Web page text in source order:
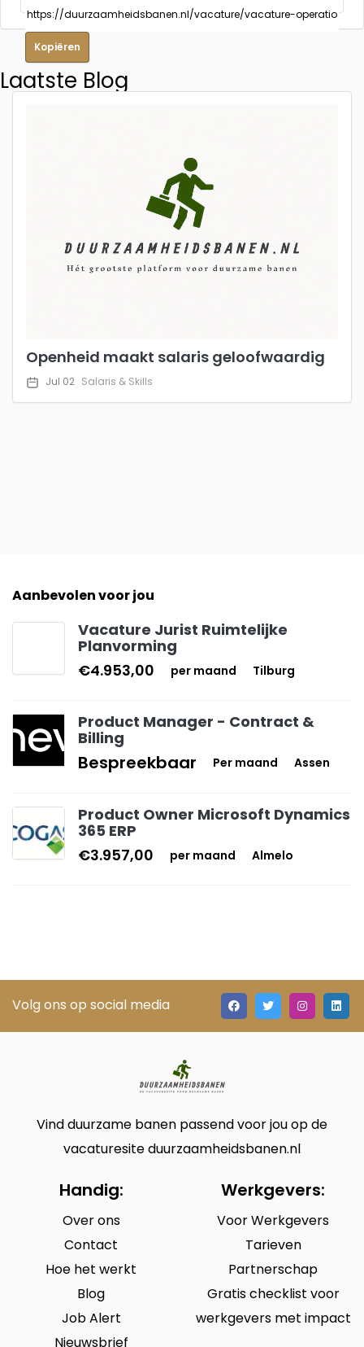
Kopiëren
Laatste Blog
Openheid maakt salaris geloofwaardig
Jul 02 Salaris & Skills
Aanbevolen voor jou
Vacature Jurist Ruimtelijke
Planvorming
€4.953,00
per maand Tilburg
Product Manager - Contract &
Billing
Bespreekbaar Per maand Assen
Product Owner Microsoft Dynamics
365 ERP
€3.957,00
per maand Almelo
Volg ons op social media
Vind duurzame banen passend voor jou op de
vacaturesite duurzaamheidsbanen.nl
Handig:
Over ons
Contact
Hoe het werkt
Blog
Job Alert
Nieuwsbrief
Werkgevers:
Voor Werkgevers
Tarieven
Partnerschap
Gratis checklist voor
werkgevers met impact